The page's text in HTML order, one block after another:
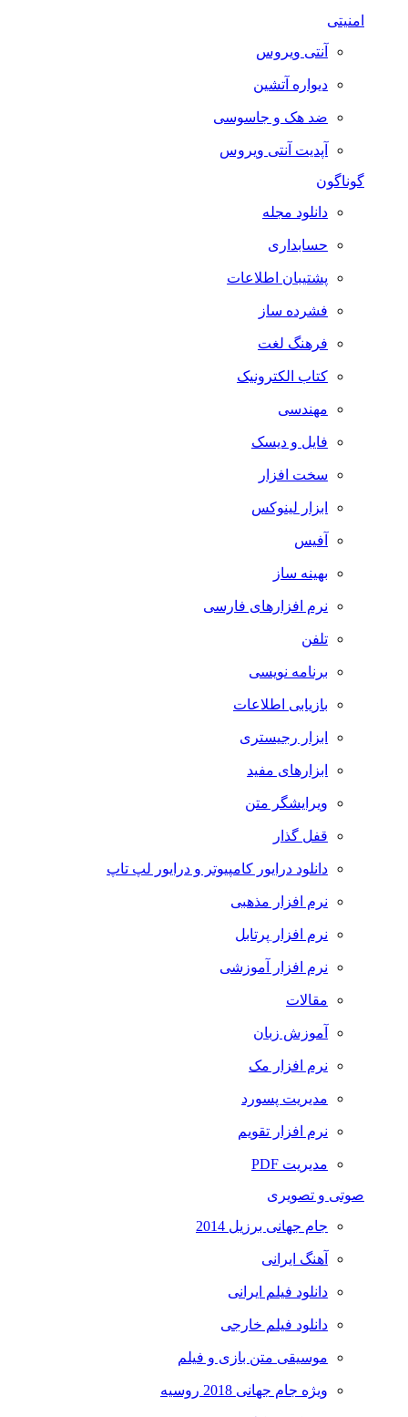
امنیتی
آنتی ویروس
دیواره آتشین
ضد هک و جاسوسی
آپدیت آنتی ویروس
گوناگون
دانلود مجله
حسابداری
پشتیبان اطلاعات
فشرده ساز
فرهنگ لغت
کتاب الکترونیک
مهندسی
فایل و دیسک
سخت افزار
ابزار لینوکس
آفیس
بهینه ساز
نرم افزارهای فارسی
تلفن
برنامه نویسی
بازیابی اطلاعات
ابزار رجیستری
ابزارهای مفید
ویرایشگر متن
قفل گذار
دانلود درایور کامپیوتر و درایور لپ تاپ
نرم افزار مذهبی
نرم افزار پرتابل
نرم افزار آموزشی
مقالات
آموزش زبان
نرم افزار مک
مدیریت پسورد
نرم افزار تقویم
مدیریت PDF
صوتی و تصویری
جام جهانی برزیل 2014
آهنگ ایرانی
دانلود فیلم ایرانی
دانلود فیلم خارجی
موسیقی متن بازی و فیلم
ویژه جام جهانی 2018 روسیه